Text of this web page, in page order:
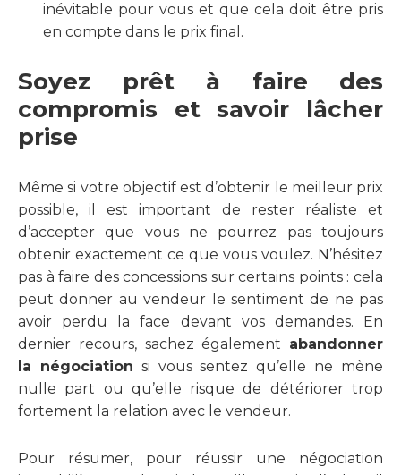
inévitable pour vous et que cela doit être pris
en compte dans le prix final.
Soyez prêt à faire des
compromis et savoir lâcher
prise
Même si votre objectif est d’obtenir le meilleur prix
possible, il est important de rester réaliste et
d’accepter que vous ne pourrez pas toujours
obtenir exactement ce que vous voulez. N’hésitez
pas à faire des concessions sur certains points : cela
peut donner au vendeur le sentiment de ne pas
avoir perdu la face devant vos demandes. En
dernier recours, sachez également abandonner
la négociation si vous sentez qu’elle ne mène
nulle part ou qu’elle risque de détériorer trop
fortement la relation avec le vendeur.
Pour résumer, pour réussir une négociation